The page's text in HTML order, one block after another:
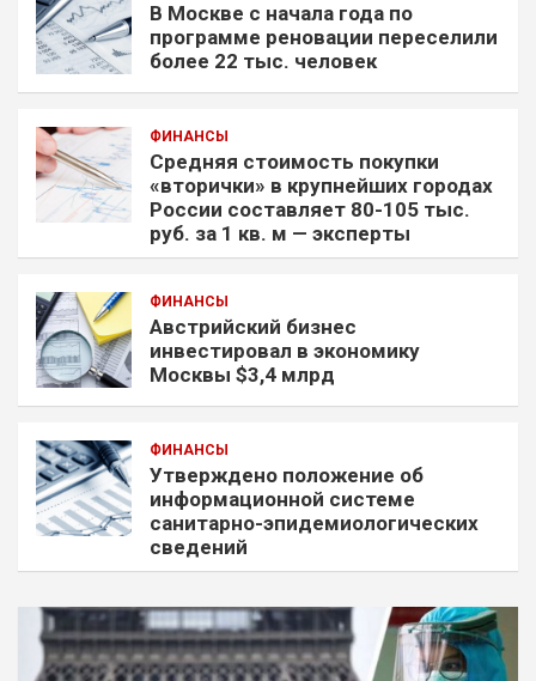
В Москве с начала года по
программе реновации переселили
более 22 тыс. человек
ФИНАНСЫ
Средняя стоимость покупки
«вторички» в крупнейших городах
России составляет 80-105 тыс.
руб. за 1 кв. м — эксперты
ФИНАНСЫ
Австрийский бизнес
инвестировал в экономику
Москвы $3,4 млрд
ФИНАНСЫ
Утверждено положение об
информационной системе
санитарно-эпидемиологических
сведений